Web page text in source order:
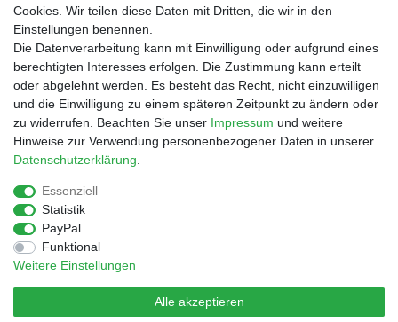
Zahlungs- und Versandbedingungen
Warenkorb
Kasse
Mein Konto
Kontakt
Facebook
Service
Impressum
Widerrufs­recht
Cookies. Wir teilen diese Daten mit Dritten, die wir in den
Einstellungen benennen.
Die Datenverarbeitung kann mit Einwilligung oder aufgrund eines
berechtigten Interesses erfolgen. Die Zustimmung kann erteilt
oder abgelehnt werden. Es besteht das Recht, nicht einzuwilligen
und die Einwilligung zu einem späteren Zeitpunkt zu ändern oder
zu widerrufen. Beachten Sie unser Impressum und weitere
Hinweise zur Verwendung personenbezogener Daten in unserer
Daten­schutz­erklärung
Essenziell
Statistik
PayPal
Funktional
Weitere Einstellungen
Alle akzeptieren